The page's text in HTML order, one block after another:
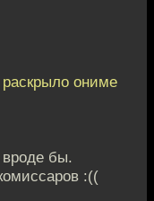
ониме
вроде бы.
:((